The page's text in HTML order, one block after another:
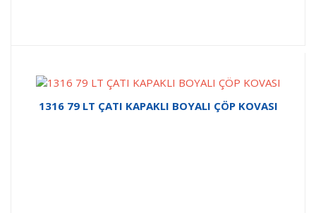
1316 79 LT ÇATI KAPAKLI BOYALI ÇÖP KOVASI